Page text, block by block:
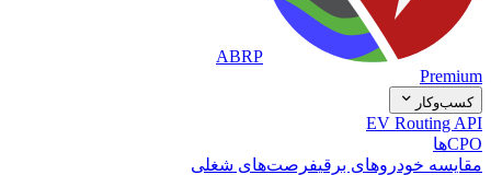
ABRP
Premium
کسب‌وکار 
EV Routing API
CPOها
مقایسه خودروهای برقیفرصت‌های شغلی